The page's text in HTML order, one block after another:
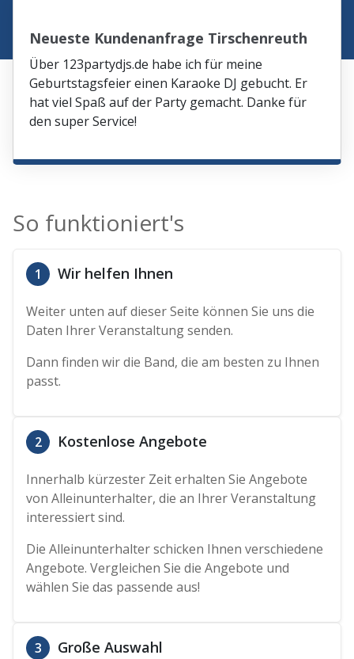
Neueste Kundenanfrage Tirschenreuth
Über 123partydjs.de habe ich für meine
Geburtstagsfeier einen Karaoke DJ gebucht. Er
hat viel Spaß auf der Party gemacht. Danke für
den super Service!
So funktioniert's
1 Wir helfen Ihnen
Weiter unten auf dieser Seite können Sie uns die
Daten Ihrer Veranstaltung senden.
Dann finden wir die Band, die am besten zu Ihnen
passt.
2 Kostenlose Angebote
Innerhalb kürzester Zeit erhalten Sie Angebote
von Alleinunterhalter, die an Ihrer Veranstaltung
interessiert sind.
Die Alleinunterhalter schicken Ihnen verschiedene
Angebote. Vergleichen Sie die Angebote und
wählen Sie das passende aus!
3 Große Auswahl